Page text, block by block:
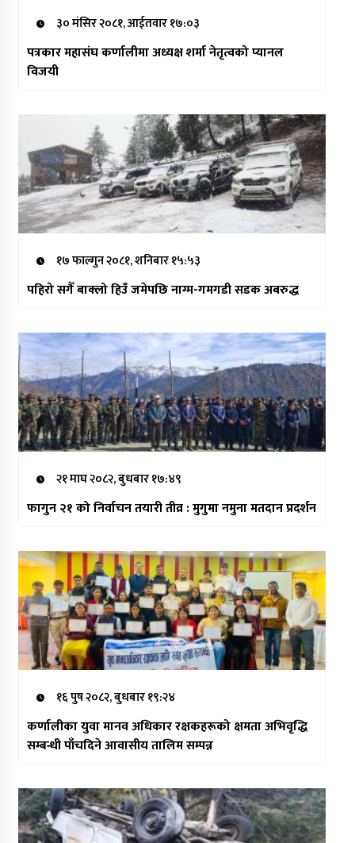
३० मंसिर २०८१, आईतवार १७:०३
पत्रकार महासंघ कर्णालीमा अध्यक्ष शर्मा नेतृत्वको प्यानल
विजयी
१७ फाल्गुन २०८१, शनिबार १५:५३
पहिरो सगैँ बाक्लो हिउँ जमेपछि नाग्म-गमगडी सडक अबरुद्ध
२१ माघ २०८२, बुधबार १७:४९
फागुन २१ को निर्वाचन तयारी तीव्र : मुगुमा नमुना मतदान प्रदर्शन
१६ पुष २०८२, बुधबार १९:२४
कर्णालीका युवा मानव अधिकार रक्षकहरूको क्षमता अभिवृद्धि
सम्बन्धी पाँचदिने आवासीय तालिम सम्पन्न